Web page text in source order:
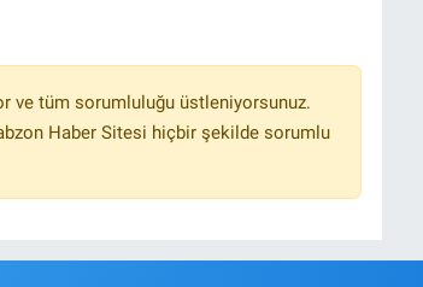
ve tüm sorumluluğu üstleniyorsunuz.
Haber Sitesi hiçbir şekilde sorumlu